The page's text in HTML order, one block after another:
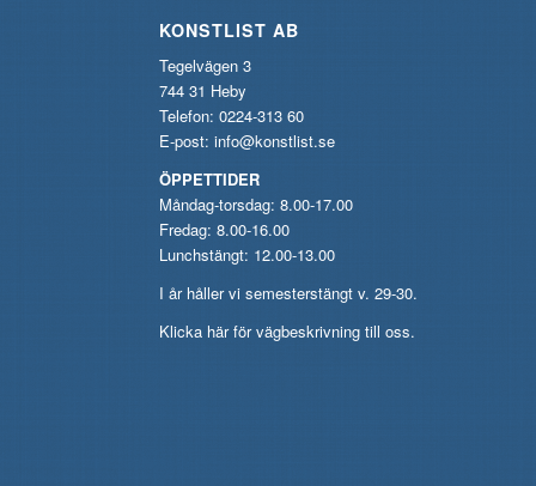
KONSTLIST AB
Tegelvägen 3
744 31 Heby
Telefon: 0224-313 60
E-post: info@konstlist.se
ÖPPETTIDER
Måndag-torsdag: 8.00-17.00
Fredag: 8.00-16.00
Lunchstängt: 12.00-13.00
I år håller vi semesterstängt v. 29-30.
Klicka här för vägbeskrivning till oss.